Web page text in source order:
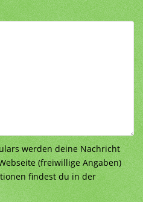
werden deine Nachricht
(freiwillige Angaben)
findest du in der